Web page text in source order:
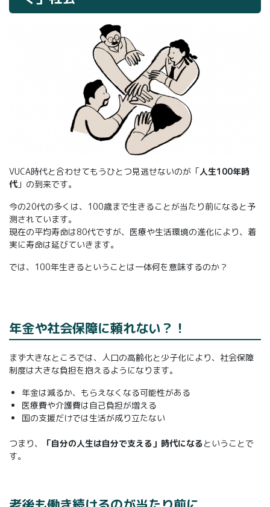
VUCA時代と合わせてもうひとつ見逃せないのが「人生100年時
代 」の到来です。
今の20代の多くは、100歳まで生きることが当たり前になると予
測されています。
現在の平均寿命は80代ですが、医療や生活環境の進化により、着
実に寿命は延びていきます。
では、100年生きるということは一体何を意味するのか？
年金や社会保障に頼れない？！
まず大きなところでは、人口の高齢化と少子化により、社会保障
制度は大きな負担を抱えるようになります。
年金は減るか、もらえなくなる可能性がある
医療費や介護費は自己負担が増える
国の支援だけでは生活が成り立たない
つまり、 「自分の人生は自分で支える」時代になるということで
す。